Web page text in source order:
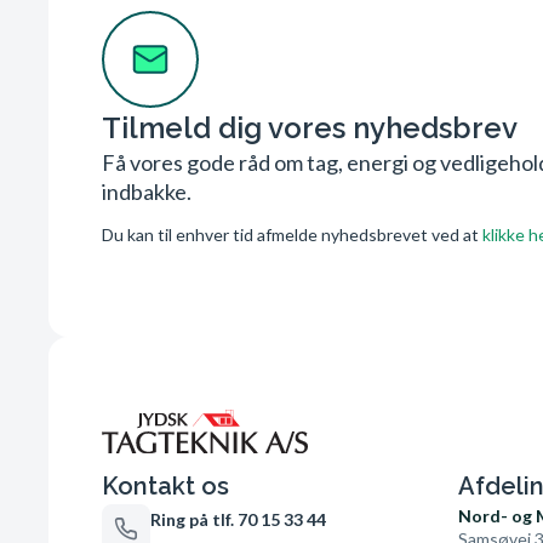
Tilmeld dig vores nyhedsbrev
Få vores gode råd om tag, energi og
indbakke.
Du kan til enhver tid afmelde nyhedsbrevet ved at klikke
Kontakt os
Ring på tlf. 70 15 33 44
Nord- og
Samsøvej